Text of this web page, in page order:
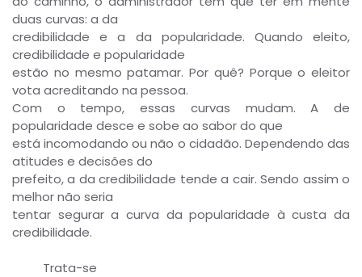
duas curvas: a da
credibilidade e a da popularidade. Quando eleito,
credibilidade e popularidade
estão no mesmo patamar. Por quê? Porque o eleitor
vota acreditando na pessoa.
Com o tempo, essas curvas mudam. A de
popularidade desce e sobe ao sabor do que
está incomodando ou não o cidadão. Dependendo das
atitudes e decisões do
prefeito, a da credibilidade tende a cair. Sendo assim o
melhor não seria
tentar segurar a curva da popularidade à custa da
credibilidade.
Trata-se